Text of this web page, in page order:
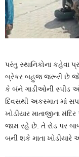
પરંતુ સ્થાનિકોના કહેવા
બ્રેકર બહુજ જરૂરી છે
કે બંને ગાડીઓની સ્પીડ
દિવસથી અકસ્માત માં
ખોડીયાર માતાજીના
જામ રહે છે. તે રોડ પર
બની શકે માતા ખોડીયારે